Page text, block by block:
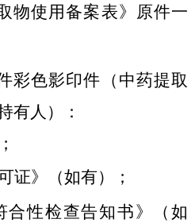
物使用备案表》原件一
彩色影印件（中药提取
有人）：
证》（如有）；
性检查告知书》（如